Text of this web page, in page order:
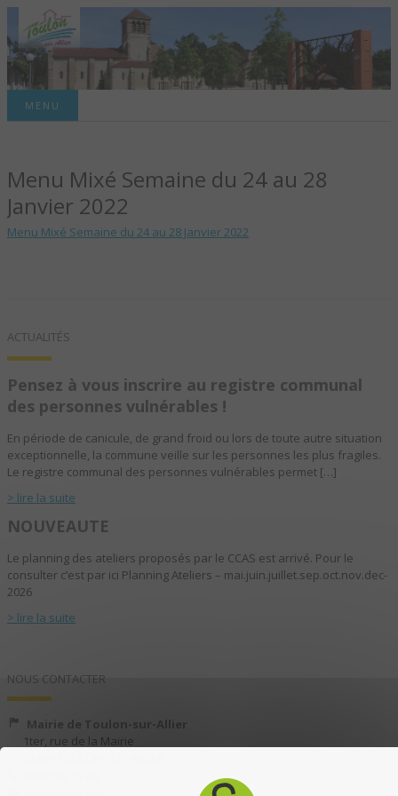
TOULON-SUR-
ALLIER – SITE
OFFICIEL DE LA
MENU
Menu Mixé Semaine du 24 au 28
Janvier 2022
Menu Mixé Semaine du 24 au 28 Janvier 2022
ACTUALITÉS
Pensez à vous inscrire au registre communal
des personnes vulnérables !
En période de canicule, de grand froid ou lors de toute autre situation
exceptionnelle, la commune veille sur les personnes les plus fragiles.
Le registre communal des personnes vulnérables permet […]
> lire la suite
NOUVEAUTE
Le planning des ateliers proposés par le CCAS est arrivé. Pour le
consulter c’est par ici Planning Ateliers – mai.juin.juillet.sep.oct.nov.dec-
2026
> lire la suite
NOUS CONTACTER
Mairie de Toulon-sur-Allier
1ter, rue de la Mairie